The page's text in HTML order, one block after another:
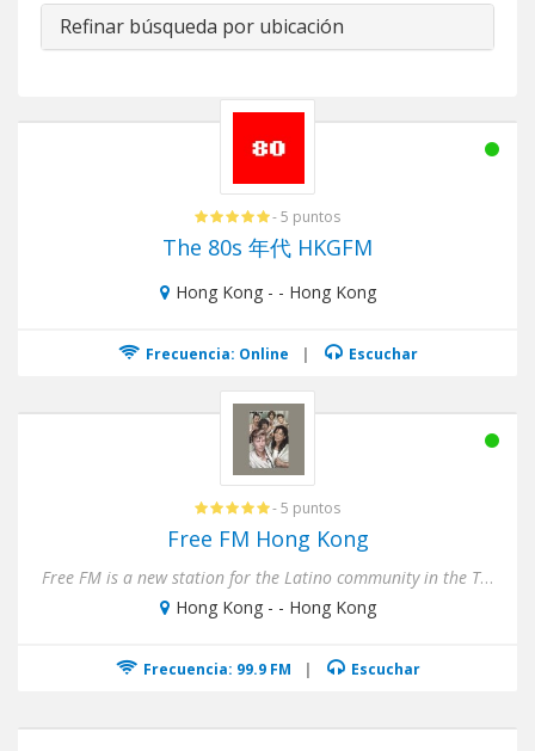
Refinar búsqueda por ubicación
- 5 puntos
The 80s 年代 HKGFM
Hong Kong - - Hong Kong
Frecuencia: Online | Escuchar
- 5 puntos
Free FM Hong Kong
Free FM is a new station for the Latino community in the Tel Aviv City. With music of always and very modern music Ho...
Hong Kong - - Hong Kong
Frecuencia: 99.9 FM | Escuchar